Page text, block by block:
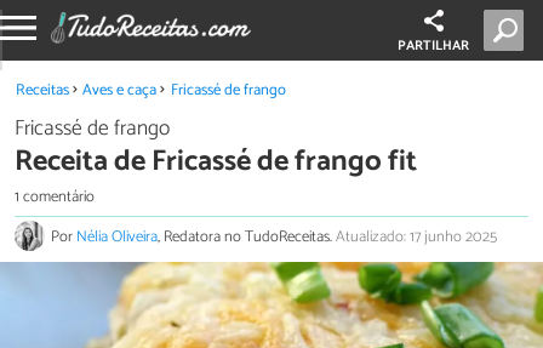
PARTILHAR
Receitas Aves e caça Fricassé de frango
Fricassé de frango
Receita de Fricassé de frango fit
1 comentário
PorNélia Oliveira, Redatora no TudoReceitas.Atualizado: 17 junho 2025